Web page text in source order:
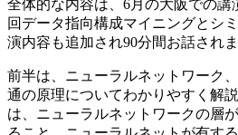
全体的な内容は、6月の大阪での講
回データ指向構成マイニングとシ
演内容も追加され90分間お話されま
前半は、ニューラルネットワーク
通の原理についてわかりやすく解
は、ニューラルネットワークの層